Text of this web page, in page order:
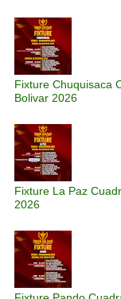
Fixture Chuquisaca
Bolivar 2026
Fixture La Paz
2026